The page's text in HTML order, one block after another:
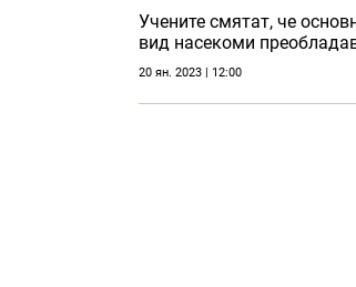
Учените смятат, че
вид насекоми
20 ян. 2023 | 12:00